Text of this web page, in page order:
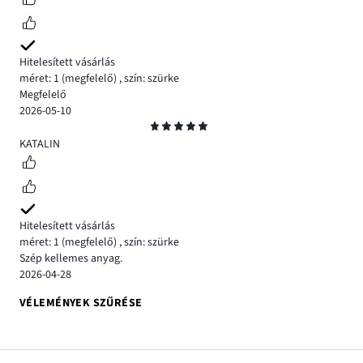
Hitelesített vásárlás
méret: 1 (megfelelő) ,szín: szürke
Megfelelő
2026-05-10
5
KATALIN
Hitelesített vásárlás
méret: 1 (megfelelő) ,szín: szürke
Szép kellemes anyag.
2026-04-28
VÉLEMÉNYEK SZŰRÉSE